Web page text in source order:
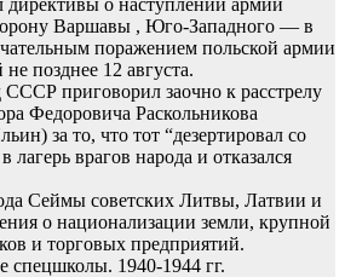
Варшавы , Юго-Западного — в
поражением польской армии
позднее 12 августа.
приговорил заочно к расстрелу
Федоровича Раскольникова
за то, что тот “дезертировал со
лагерь врагов народа и отказался
Сеймы советских Литвы, Латвии и
о национализации земли, крупной
и торговых предприятий.
спецшколы. 1940-1944 гг.